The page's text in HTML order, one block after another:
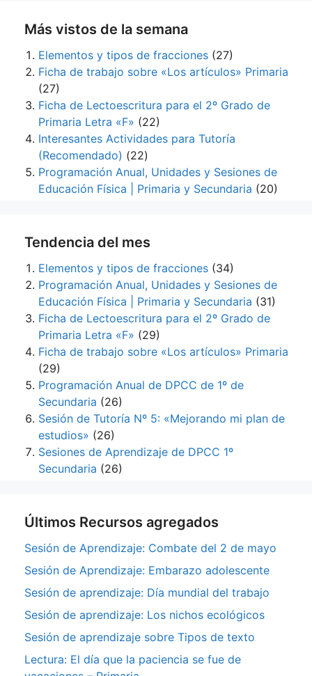
Más vistos de la semana
Elementos y tipos de fracciones (27)
Ficha de trabajo sobre «Los artículos» Primaria
(27)
Ficha de Lectoescritura para el 2º Grado de
Primaria Letra «F» (22)
Interesantes Actividades para Tutoría
(Recomendado) (22)
Programación Anual, Unidades y Sesiones de
Educación Física | Primaria y Secundaria (20)
Tendencia del mes
Elementos y tipos de fracciones (34)
Programación Anual, Unidades y Sesiones de
Educación Física | Primaria y Secundaria (31)
Ficha de Lectoescritura para el 2º Grado de
Primaria Letra «F» (29)
Ficha de trabajo sobre «Los artículos» Primaria
(29)
Programación Anual de DPCC de 1º de
Secundaria (26)
Sesión de Tutoría Nº 5: «Mejorando mi plan de
estudios» (26)
Sesiones de Aprendizaje de DPCC 1º
Secundaria (26)
Últimos Recursos agregados
Sesión de Aprendizaje: Combate del 2 de mayo
Sesión de Aprendizaje: Embarazo adolescente
Sesión de aprendizaje: Día mundial del trabajo
Sesión de aprendizaje: Los nichos ecológicos
Sesión de aprendizaje sobre Tipos de texto
Lectura: El día que la paciencia se fue de